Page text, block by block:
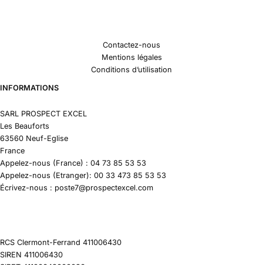
Contactez-nous
Mentions légales
Conditions d’utilisation
INFORMATIONS
SARL PROSPECT EXCEL
Les Beauforts
63560 Neuf-Eglise
France
Appelez-nous (France) : 04 73 85 53 53
Appelez-nous (Etranger): 00 33 473 85 53 53
Écrivez-nous : poste7@prospectexcel.com
RCS Clermont-Ferrand 411006430
SIREN 411006430